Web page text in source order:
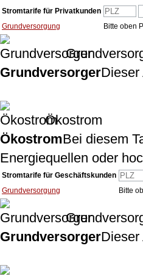
Stromtarife für Privatkunden
Grundversorgung
Bitte oben
GrundversorgerDieser
Ökostrom
ÖkostromBei diesem
Energiequellen oder
Stromtarife für Geschäftskunden
Grundversorgung
Bitte
GrundversorgerDieser